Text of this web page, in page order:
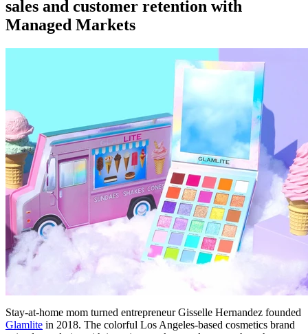
sales and customer retention with
Managed Markets
Stay-at-home mom turned entrepreneur Gisselle Hernandez founded
Glamlite in 2018. The colorful Los Angeles-based cosmetics brand